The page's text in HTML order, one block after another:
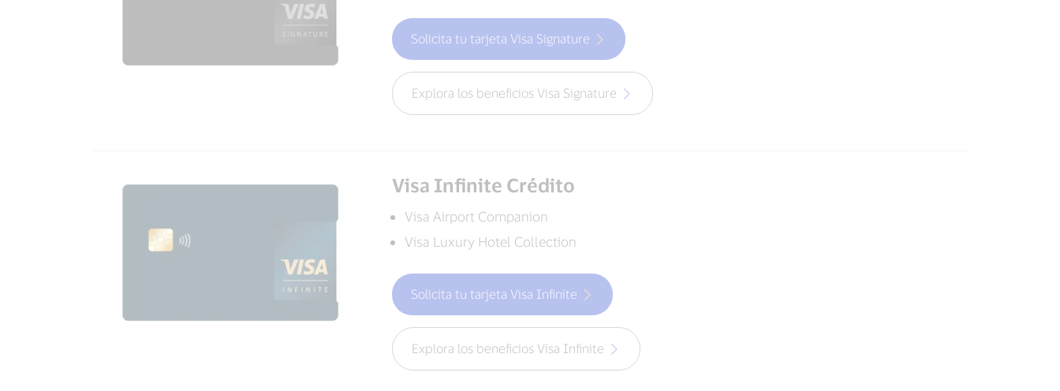
Solicita tu tarjeta Visa Signature
Explora los beneficios Visa Signature
Visa Infinite Crédito
Visa Airport Companion
Visa Luxury Hotel Collection
Solicita tu tarjeta Visa Infinite
Explora los beneficios Visa Infinite